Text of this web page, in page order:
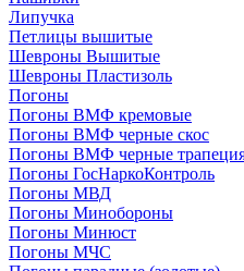
Липучка
Петлицы вышитые
Шевроны Вышитые
Шевроны Пластизоль
Погоны
Погоны ВМФ кремовые
Погоны ВМФ черные скос
Погоны ВМФ черные
Погоны ГосНаркоКонтроль
Погоны МВД
Погоны Минобороны
Погоны Минюст
Погоны МЧС